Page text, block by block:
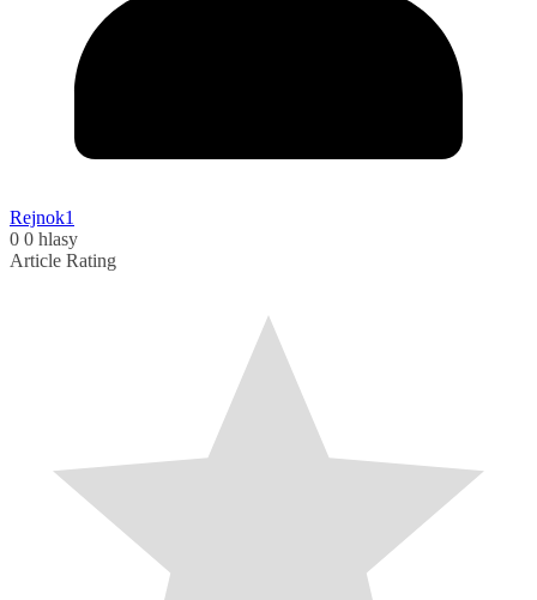
Rejnok1
0 0 hlasy
Article Rating